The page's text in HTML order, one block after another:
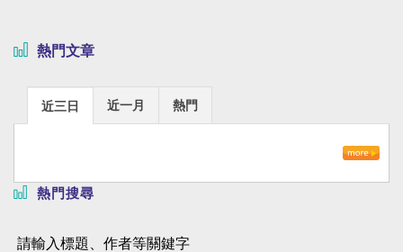
熱門文章
近三日 近一月 熱門
熱門搜尋
請輸入標題、作者等關鍵字